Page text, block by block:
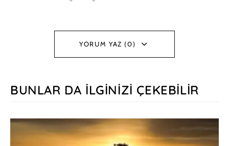
YORUM YAZ (0)
BUNLAR DA İLGINIZI ÇEKEBILIR